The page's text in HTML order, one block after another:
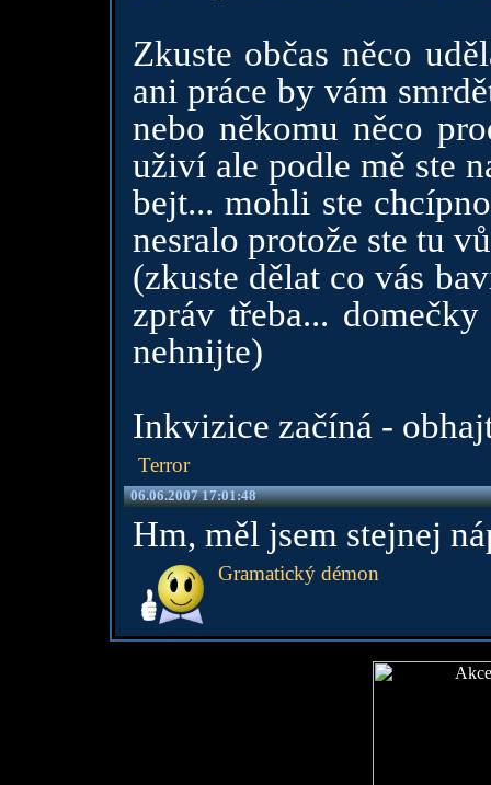
Zkuste občas něco
ani práce by vám
nebo někomu něco
uživí ale podle mě ste
bejt... mohli ste
nesralo protože ste tu
(zkuste dělat co vás
zpráv třeba...
nehnijte)
Inkvizice začíná -
Terror
06.06.2007 17:01:48
Hm, měl jsem stejnej
Gramatický démon